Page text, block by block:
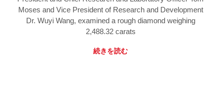
Moses and Vice President of Research and Development
Dr. Wuyi Wang, examined a rough diamond weighing
2,488.32 carats
続きを読む